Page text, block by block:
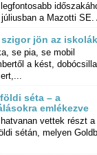
a Mazotti SE.
szigor jön az
se pia, se mobil
a kést, dobócsillagot,
séta – a
emlékezve
vettek részt a
sétán, melyen Goldberger